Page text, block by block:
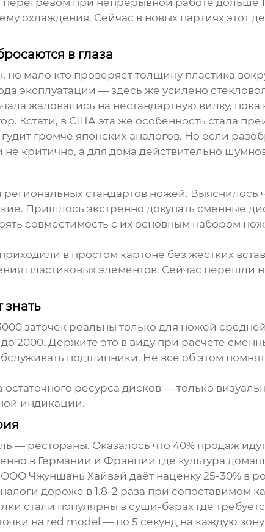
при непрерывной работе дольше
охлаждения. Сейчас в новых партиях этот
в глаза
мало кто проверяет толщину пластика
эксплуатации — здесь же усилено
жаловались на нестандартную вилку, пока
Кстати, в США эта же особенность стала
громче японских аналогов. Но если
критично, а для дома действительно
региональных стандартов ножей.
Пришлось экстренно докупать сменные
совместимость с их основным набором
в простом картоне без жёстких
пластиковых элементов. Сейчас перешли
знать
заточек реальны только для ножей
2000. Держите это в виду при расчёте
подшипники. Не все об этом
ресурса дисков — только
индикации.
— рестораны. Оказалось что 40% продаж
в Германии и Франции где культура
ООО Чжуншань Хайвэй даёт наценку 25-30% в
дороже в 1.8-2 раза при сопоставимом
стали популярны в суши-барах где
на red model — по 5 секунд на каждую зону